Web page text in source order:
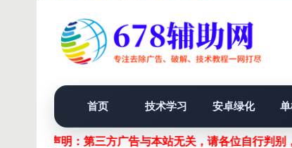
首页 技术学习 安卓绿化
声明：第三方广告与本站无关，请各位自行判